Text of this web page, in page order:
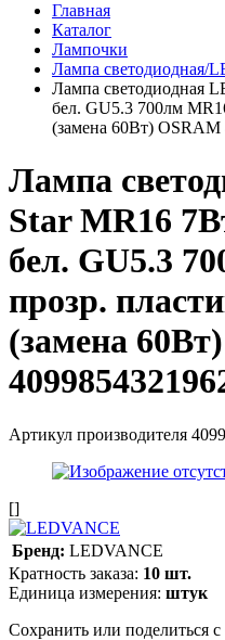
Главная
Каталог
Лампочки
Лампа светодиодная/
Лампа светодиодная
бел. GU5.3 700лм
(замена 60Вт) OSRAM
Лампа
Star MR16
бел. GU5.3
прозр.
(замена
Артикул производителя
[]
Бренд: LEDVANCE
Кратность заказа: 10 шт.
Единица измерения: штук
Сохранить или поделиться